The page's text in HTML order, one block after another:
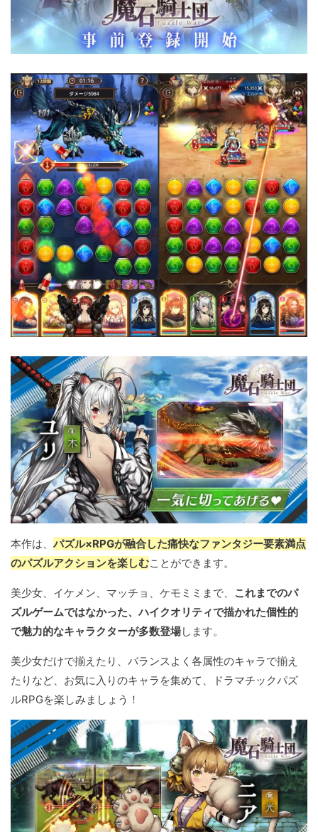
本作は、 パズル×RPGが融合した痛快なファンタジー要素満点
のパズルアクションを楽しむことができます。
美少女、イケメン、マッチョ、ケモミミまで、 これまでのパ
ズルゲームではなかった、ハイクオリティで描かれた個性的
で魅力的なキャラクターが多数登場します。
美少女だけで揃えたり、バランスよく各属性のキャラで揃え
たりなど、お気に入りのキャラを集めて、ドラマチックパズ
ルRPGを楽しみましょう！